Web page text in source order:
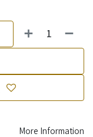
More Information